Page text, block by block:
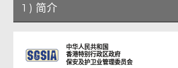
1 ) 简介
中华人民共和国
香港特别行政区政府
保安及护卫业管理委员会